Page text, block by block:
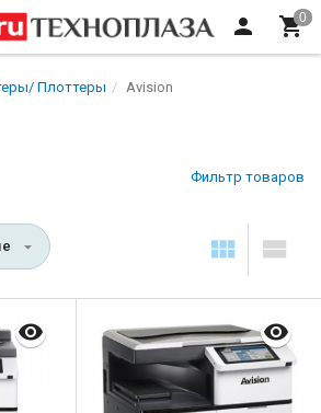
Плоттеры Avision
Фильтр товаров